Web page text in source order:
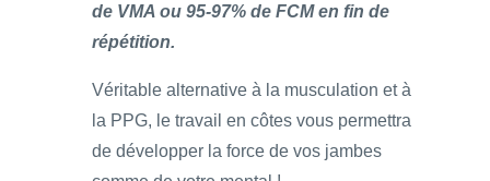
de VMA ou 95-97% de FCM en fin de
répétition.
Véritable alternative à la musculation et à
la PPG, le travail en côtes vous permettra
de développer la force de vos jambes